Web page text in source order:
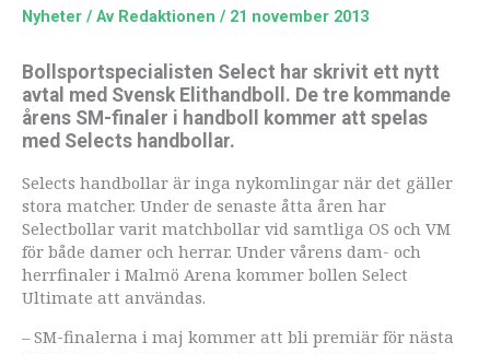
Nyheter / Av Redaktionen / 21 november 2013
Bollsportspecialisten Select har skrivit ett nytt
avtal med Svensk Elithandboll. De tre kommande
årens SM-finaler i handboll kommer att spelas
med Selects handbollar.
Selects handbollar är inga nykomlingar när det gäller
stora matcher. Under de senaste åtta åren har
Selectbollar varit matchbollar vid samtliga OS och VM
för både damer och herrar. Under vårens dam- och
herrfinaler i Malmö Arena kommer bollen Select
Ultimate att användas.
– SM-finalerna i maj kommer att bli premiär för nästa